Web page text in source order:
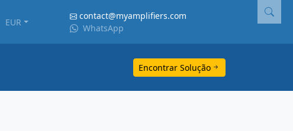
EUR
contact@myamplifiers.com
WhatsApp
Encontrar Solução